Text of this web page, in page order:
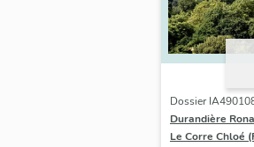
Dossier
Durandière
Le Corre Chloé